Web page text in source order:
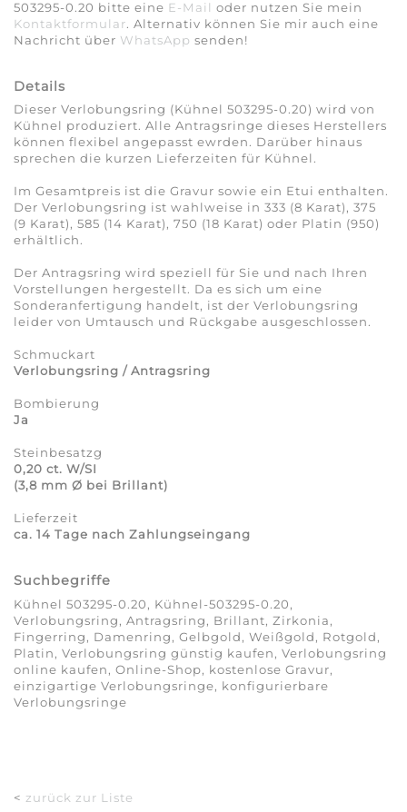
503295-0.20 bitte eine E-Mail oder nutzen Sie mein
Kontaktformular. Alternativ können Sie mir auch eine
Nachricht über WhatsApp senden!
Details
Dieser Verlobungsring (Kühnel 503295-0.20) wird von
Kühnel produziert. Alle Antragsringe dieses Herstellers
können flexibel angepasst ewrden. Darüber hinaus
sprechen die kurzen Lieferzeiten für Kühnel.
Im Gesamtpreis ist die Gravur sowie ein Etui enthalten.
Der Verlobungsring ist wahlweise in 333 (8 Karat), 375
(9 Karat), 585 (14 Karat), 750 (18 Karat) oder Platin (950)
erhältlich.
Der Antragsring wird speziell für Sie und nach Ihren
Vorstellungen hergestellt. Da es sich um eine
Sonderanfertigung handelt, ist der Verlobungsring
leider von Umtausch und Rückgabe ausgeschlossen.
Schmuckart
Verlobungsring / Antragsring
Bombierung
Ja
Steinbesatzg
0,20 ct. W/SI
(3,8 mm Ø bei Brillant)
Lieferzeit
ca. 14 Tage nach Zahlungseingang
Suchbegriffe
Kühnel 503295-0.20, Kühnel-503295-0.20,
Verlobungsring, Antragsring, Brillant, Zirkonia,
Fingerring, Damenring, Gelbgold, Weißgold, Rotgold,
Platin, Verlobungsring günstig kaufen, Verlobungsring
online kaufen, Online-Shop, kostenlose Gravur,
einzigartige Verlobungsringe, konfigurierbare
Verlobungsringe
< zurück zur Liste